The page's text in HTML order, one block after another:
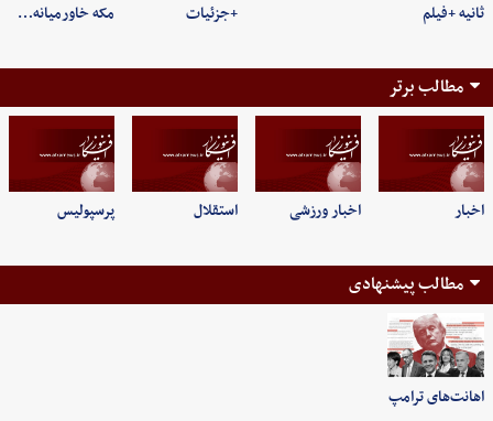
ثانیه +فیلم +جزئیات مکه خاورمیانه…
مطالب برتر
اخبار اخبار ورزشی استقلال پرسپولیس
مطالب پیشنهادی
اهانت‌های ترامپ